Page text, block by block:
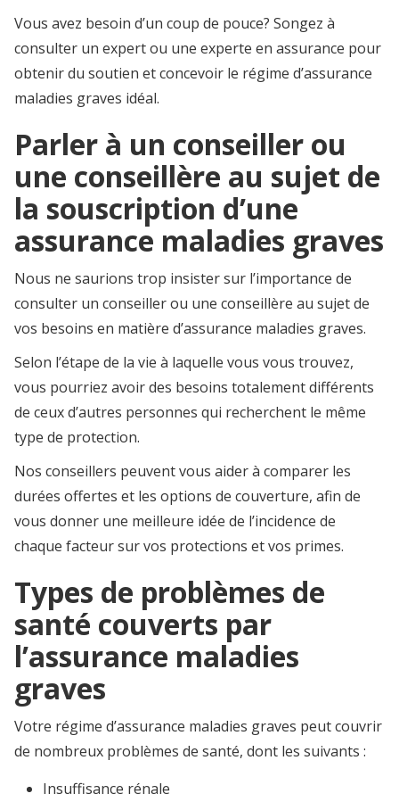
Vous avez besoin d’un coup de pouce? Songez à
consulter un expert ou une experte en assurance pour
obtenir du soutien et concevoir le régime d’assurance
maladies graves idéal.
Parler à un conseiller ou
une conseillère au sujet de
la souscription d’une
assurance maladies graves
Nous ne saurions trop insister sur l’importance de
consulter un conseiller ou une conseillère au sujet de
vos besoins en matière d’assurance maladies graves.
Selon l’étape de la vie à laquelle vous vous trouvez,
vous pourriez avoir des besoins totalement différents
de ceux d’autres personnes qui recherchent le même
type de protection.
Nos conseillers peuvent vous aider à comparer les
durées offertes et les options de couverture, afin de
vous donner une meilleure idée de l’incidence de
chaque facteur sur vos protections et vos primes.
Types de problèmes de
santé couverts par
l’assurance maladies
graves
Votre régime d’assurance maladies graves peut couvrir
de nombreux problèmes de santé, dont les suivants :
Insuffisance rénale